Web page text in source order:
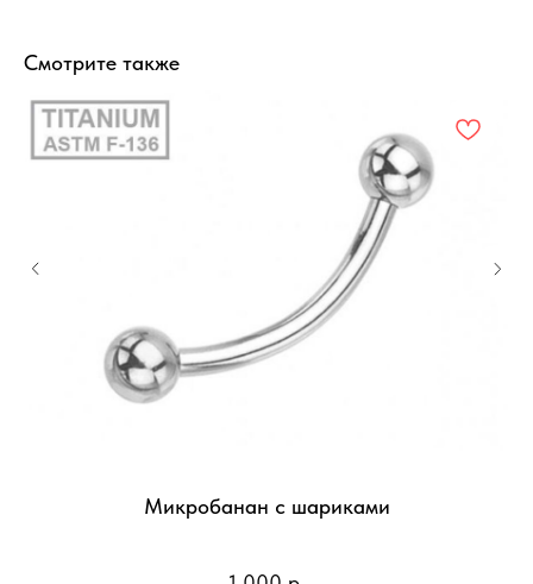
Смотрите также
Микробанан с шариками